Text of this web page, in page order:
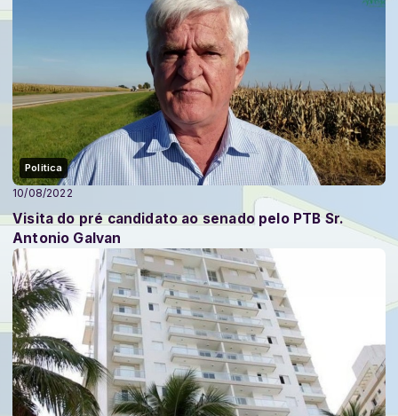
Politica
10/08/2022
Visita do pré candidato ao senado pelo PTB Sr.
Antonio Galvan